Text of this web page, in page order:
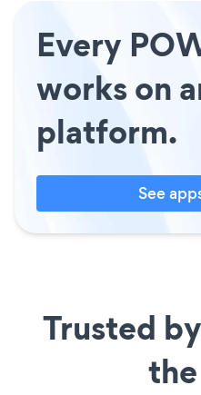
Every
works on
platform.
See
Trusted